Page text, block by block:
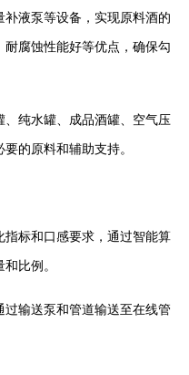
液泵等设备，实现原料酒的
腐蚀性能好等优点，确保勾
纯水罐、成品酒罐、空气压
的原料和辅助支持。
标和口感要求，通过智能算
比例。
输送泵和管道输送至在线管